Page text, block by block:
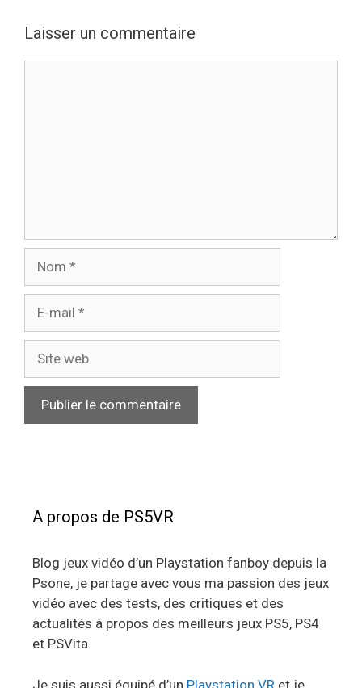
Laisser un commentaire
A propos de PS5VR
Blog jeux vidéo d’un Playstation fanboy depuis la
Psone, je partage avec vous ma passion des jeux
vidéo avec des tests, des critiques et des
actualités à propos des meilleurs jeux PS5, PS4
et PSVita.
Je suis aussi équipé d’un Playstation VR et je